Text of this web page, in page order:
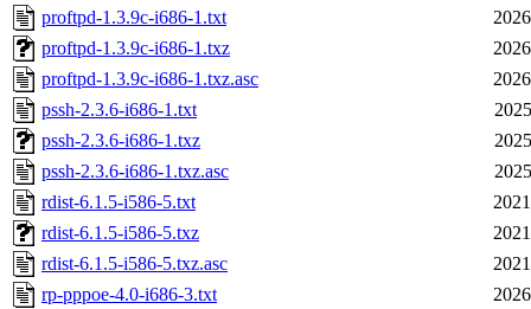
proftpd-1.3.9c-i686-1.txt
proftpd-1.3.9c-i686-1.txz
proftpd-1.3.9c-i686-1.txz.asc
pssh-2.3.6-i686-1.txt
pssh-2.3.6-i686-1.txz
pssh-2.3.6-i686-1.txz.asc
rdist-6.1.5-i586-5.txt
rdist-6.1.5-i586-5.txz
rdist-6.1.5-i586-5.txz.asc
rp-pppoe-4.0-i686-3.txt